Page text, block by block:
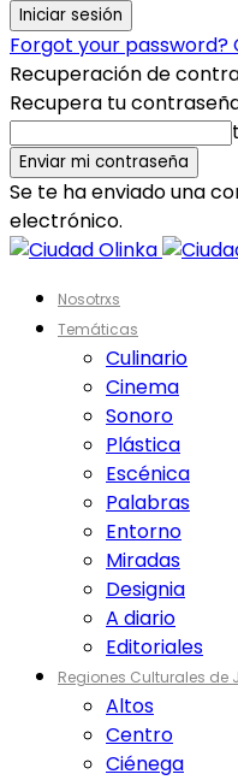
Forgot your password?
Recuperación de
Recupera tu
Se te ha enviado una
electrónico.
Nosotrxs
Temáticas
Culinario
Cinema
Sonoro
Plástica
Escénica
Palabras
Entorno
Miradas
Designia
A diario
Editoriales
Regiones Culturales de
Altos
Centro
Ciénega